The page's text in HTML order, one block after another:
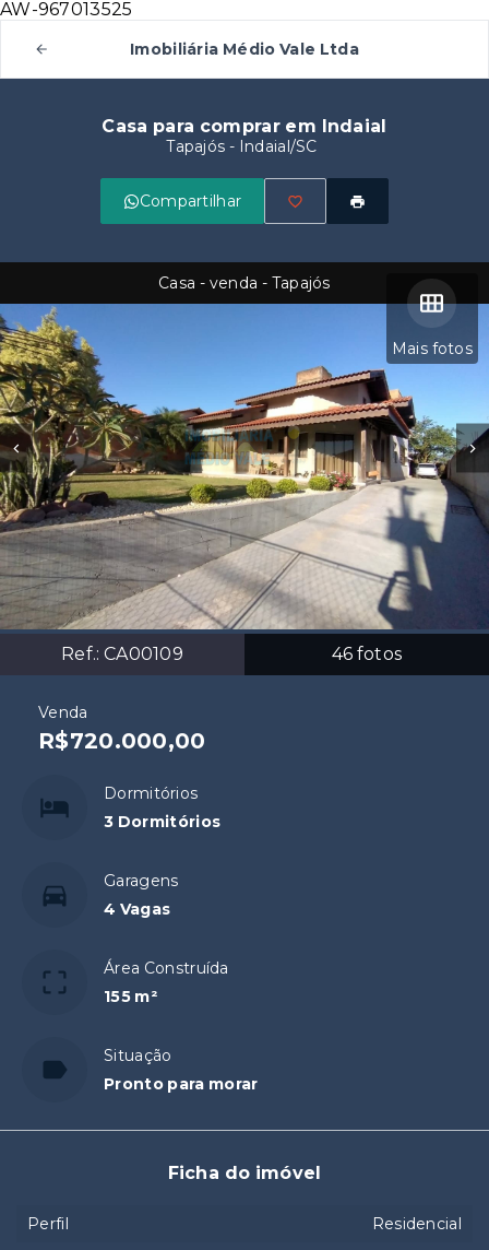
AW-967013525
Imobiliária Médio Vale Ltda
Casa para comprar em Indaial
Tapajós - Indaial/SC
Compartilhar
Mais fotos
Ref.: CA00109 46 fotos
Casa - venda - Tapajós
Venda
R$720.000,00
Dormitórios
3 Dormitórios
Garagens
4 Vagas
Área Construída
155 m²
Situação
Pronto para morar
Ficha do imóvel
Perfil
Residencial